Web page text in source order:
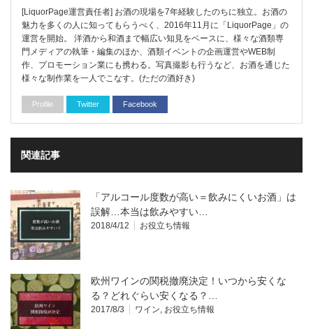
[LiquorPage運営責任者] お酒の現場を7年経験したのちに独立。お酒の
魅力を多くの人に知ってもらうべく、2016年11月に「LiquorPage」の
運営を開始。 洋酒から和酒まで幅広い知見をベースに、様々な酒類専
門メディアの執筆・編集のほか、酒類イベントの企画運営やWEB制
作、プロモーション業にも携わる。写真撮影も行うなど、お酒を通じた
様々な制作業を一人でこなす。(ただの酒好き)
Profile Twitter Facebook
関連記事
「アルコール度数が高い＝飲みにくいお酒」は
誤解…本当は飲みやすい…
2018/4/12 お役立ち情報
欧州ワインの関税撤廃決定！いつから安くな
る？どれぐらい安くなる？…
2017/8/3 ワイン お役立ち情報